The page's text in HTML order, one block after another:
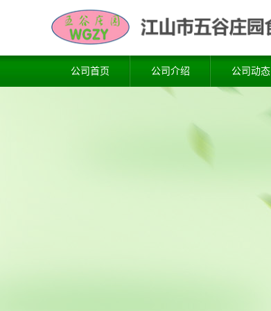
公司首页 公司介绍 公司动态